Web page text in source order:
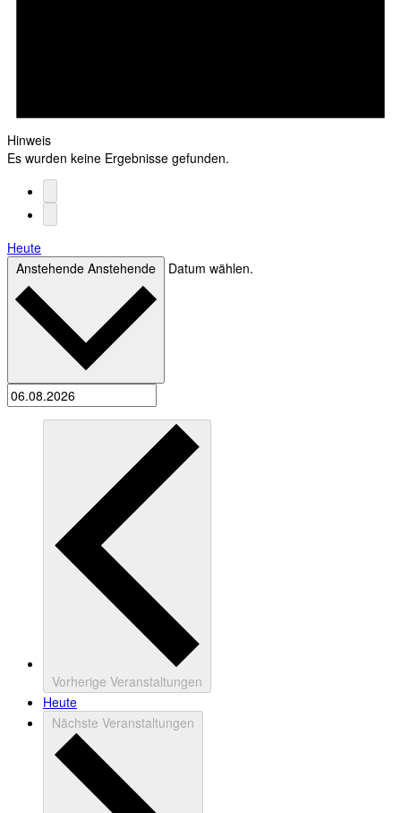
Hinweis
Es wurden keine Ergebnisse gefunden.
Heute
Anstehende Anstehende Datum wählen.
Vorherige Veranstaltungen
Heute
Nächste Veranstaltungen